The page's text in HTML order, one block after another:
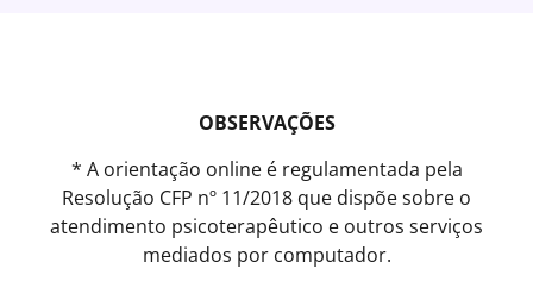
OBSERVAÇÕES
* A orientação online é regulamentada pela
Resolução CFP nº 11/2018 que dispõe sobre o
atendimento psicoterapêutico e outros serviços
mediados por computador.